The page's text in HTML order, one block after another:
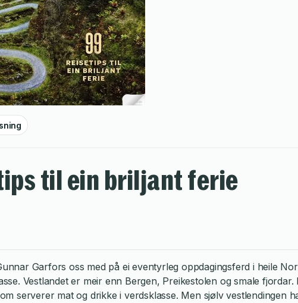
til ein briljant ferie
Garfors oss med på ei eventyrleg oppdagingsferd i heile
Vestlandet er meir enn Bergen, Preikestolen og smale
serverer mat og drikke i verdsklasse. Men sjølv vestlendingen